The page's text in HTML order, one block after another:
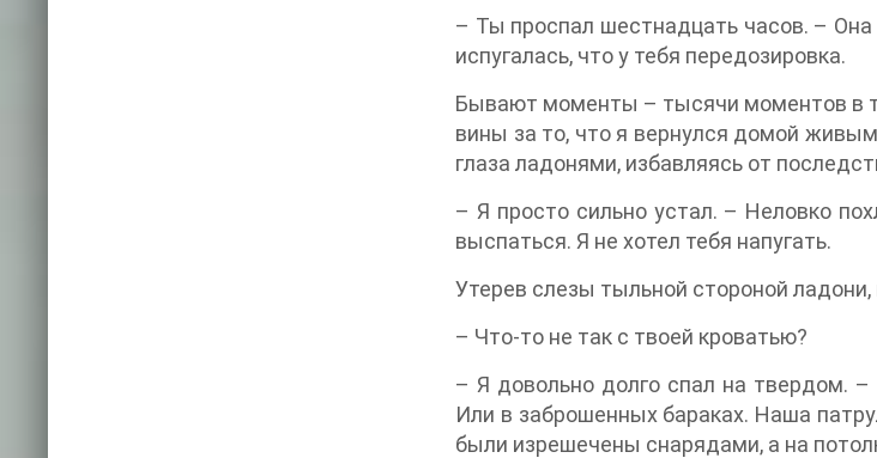
– Ты проспал шестнадцать часов. –
испугалась, что у тебя передозировка.
Бывают моменты – тысячи моментов в
вины за то, что я вернулся домой
глаза ладонями, избавляясь от
– Я просто сильно устал. – Неловко
выспаться. Я не хотел тебя напугать.
Утерев слезы тыльной стороной
– Что-то не так с твоей кроватью?
– Я довольно долго спал на твердом.
Или в заброшенных бараках. Наша
были изрешечены снарядами, а на